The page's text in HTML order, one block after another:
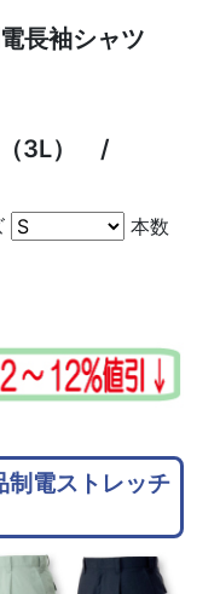
長袖シャツ
（3L） /
本数
電ストレッチ